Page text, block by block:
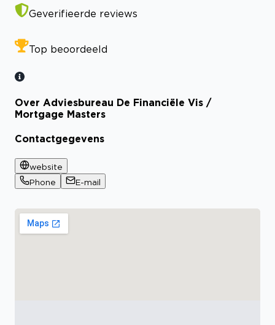
Geverifieerde reviews
Top beoordeeld
Over Adviesbureau De Financiële Vis /
Mortgage Masters
Contactgegevens
website
Phone
E-mail